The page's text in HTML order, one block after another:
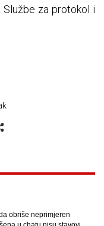
Službe za protokol i
obriše neprimjeren